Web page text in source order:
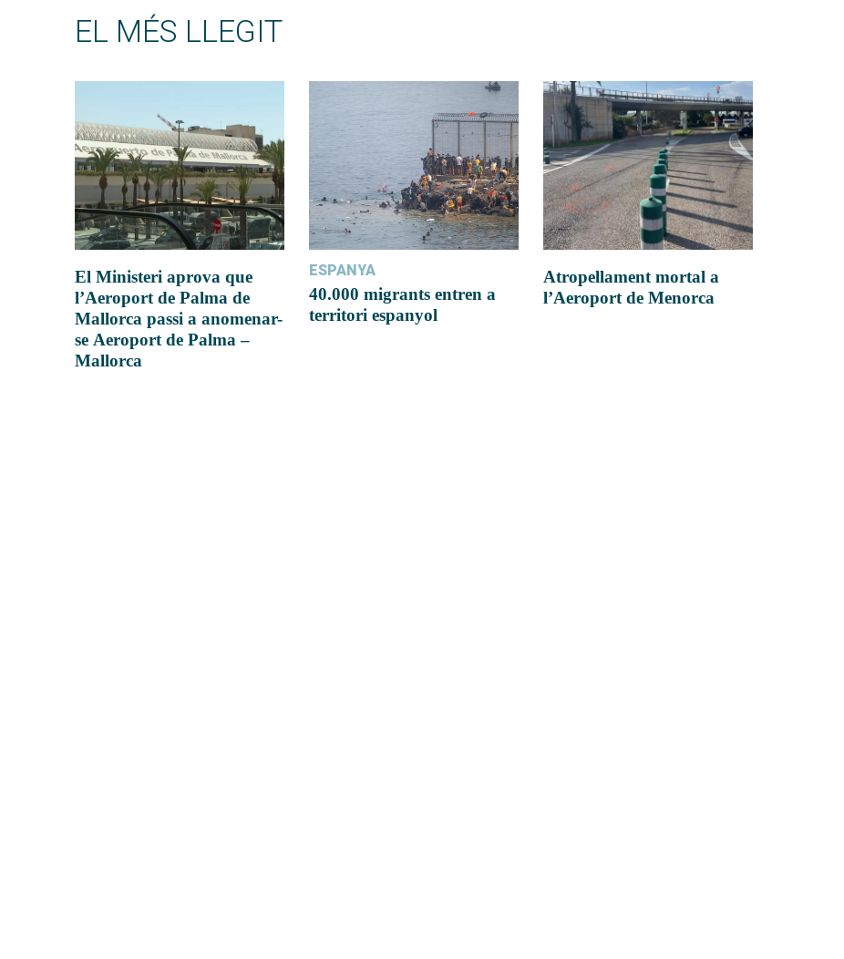
EL MÉS LLEGIT
El Ministeri aprova que
l’Aeroport de Palma de
Mallorca passi a anomenar-
se Aeroport de Palma –
Mallorca
ESPANYA
40.000 migrants entren a
territori espanyol
Atropellament mortal a
l’Aeroport de Menorca